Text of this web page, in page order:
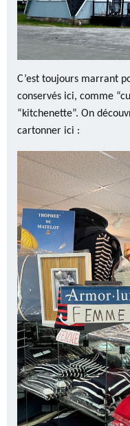
C’est toujours marrant
conservés ici, comme
“kitchenette”. On
cartonner ici :